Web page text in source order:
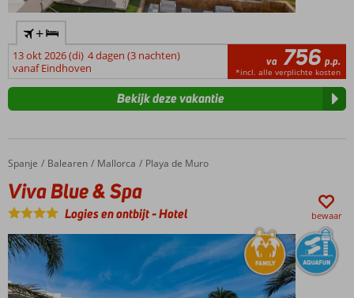
+
13 okt 2026 (di) 4 dagen (3 nachten)
vanaf Eindhoven
va 756 p.p.
*incl. alle verplichte kosten
Bekijk deze vakantie
Home
Spanje Balearen Mallorca Playa de Muro
Viva Blue & Spa
Viva Blue & Spa
Logies en ontbijt-Hotel bewaar